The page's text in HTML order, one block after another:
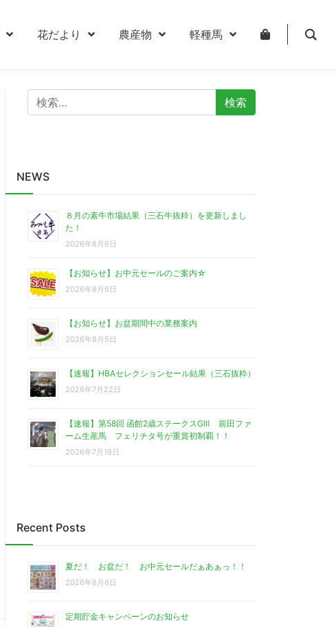
花だより 農産物 軽種馬
検
索:
NEWS
８月の素牛市場結果（三石牛抜粋）を更新しまし
た！
2026年8月6日
【お知らせ】お中元セールのご案内☆
2026年8月6日
【お知らせ】お盆期間中の業務案内
2026年8月5日
【速報】HBAセレクションセール結果（三石抜粋）
2026年7月22日
【速報】第58回 函館2歳ステークスGⅢ 前田ファ
ーム生産馬 フェリチタ号が重賞初制覇！！
2026年7月19日
Recent Posts
夏だ！ お盆だ！ お中元セールだぁあぁっ！！
2026年8月6日
定期貯金キャンペーンのお知らせ